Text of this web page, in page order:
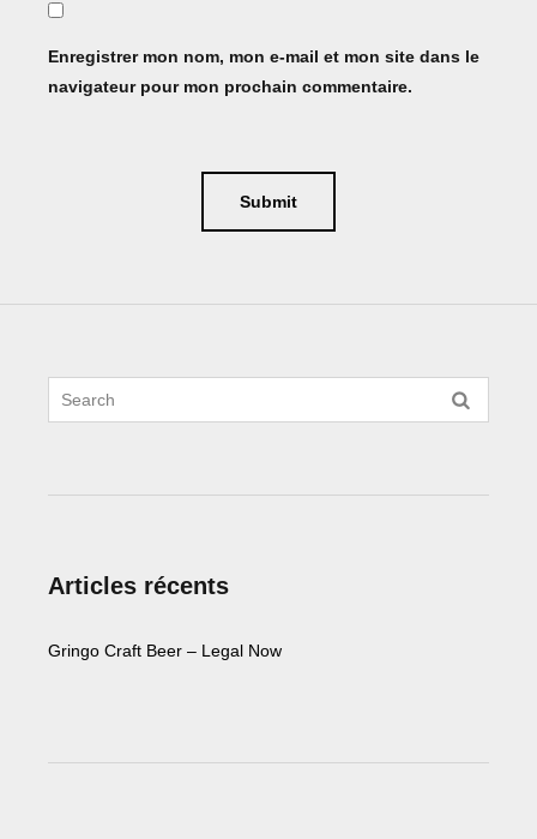
Enregistrer mon nom, mon e-mail et mon site dans le
navigateur pour mon prochain commentaire.
Articles récents
Gringo Craft Beer – Legal Now